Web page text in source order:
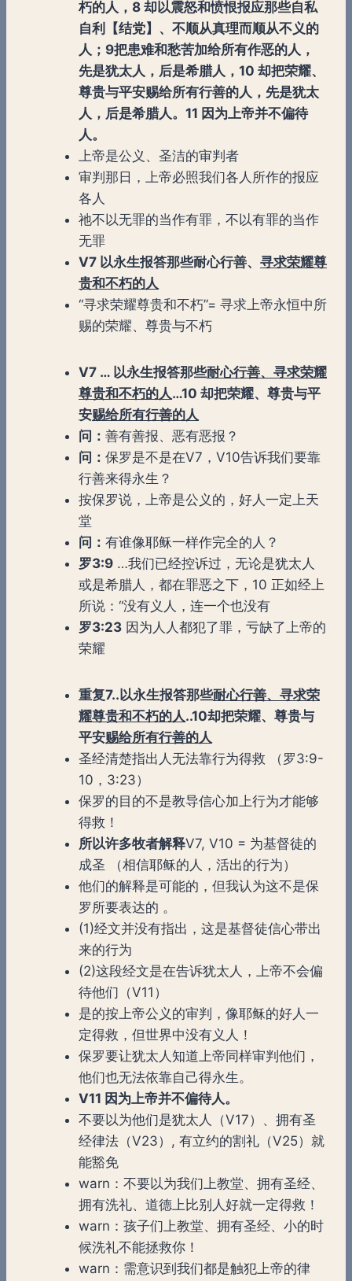
朽的人，8 却以震怒和愤恨报应那些自私
自利【结党】、不顺从真理而顺从不义的
人；9把患难和愁苦加给所有作恶的人，
先是犹太人，后是希腊人，10 却把荣耀、
尊贵与平安赐给所有行善的人，先是犹太
人，后是希腊人。11 因为上帝并不偏待
人。
上帝是公义、圣洁的审判者
审判那日，上帝必照我们各人所作的报应
各人
祂不以无罪的当作有罪，不以有罪的当作
无罪
V7 以永生报答那些耐心行善、 寻求荣耀尊
贵和不朽的人
“寻求荣耀尊贵和不朽”= 寻求上帝永恒中所
赐的荣耀、尊贵与不朽
V7 … 以永生报答那些耐心行善、寻求荣耀
尊贵和不朽的人…10 却把荣耀、尊贵与平
安赐给所有行善的人
问： 善有善报、恶有恶报？
问： 保罗是不是在V7，V10告诉我们要靠
行善来得永生？
按保罗说，上帝是公义的，好人一定上天
堂
问： 有谁像耶稣一样作完全的人？
罗3:9 …我们已经控诉过，无论是犹太人
或是希腊人，都在罪恶之下，10 正如经上
所说：“没有义人，连一个也没有
罗3:23 因为人人都犯了罪，亏缺了上帝的
荣耀
重复7..以永生报答那些耐心行善、寻求荣
耀尊贵和不朽的人..10却把荣耀、尊贵与
平安赐给所有行善的人
圣经清楚指出人无法靠行为得救 （罗3:9-
10，3:23）
保罗的目的不是教导信心加上行为才能够
得救！
所以许多牧者解释V7, V10 = 为基督徒的
成圣 （相信耶稣的人，活出的行为）
他们的解释是可能的，但我认为这不是保
罗所要表达的 。
(1)经文并没有指出，这是基督徒信心带出
来的行为
(2)这段经文是在告诉犹太人，上帝不会偏
待他们（V11）
是的按上帝公义的审判，像耶稣的好人一
定得救，但世界中没有义人！
保罗要让犹太人知道上帝同样审判他们，
他们也无法依靠自己得永生。
V11 因为上帝并不偏待人。
不要以为他们是犹太人（V17）、拥有圣
经律法（V23）, 有立约的割礼（V25）就
能豁免
warn：不要以为我们上教堂、拥有圣经、
拥有洗礼、道德上比别人好就一定得救！
warn：孩子们上教堂、拥有圣经、小的时
候洗礼不能拯救你！
warn：需意识到我们都是触犯上帝的律